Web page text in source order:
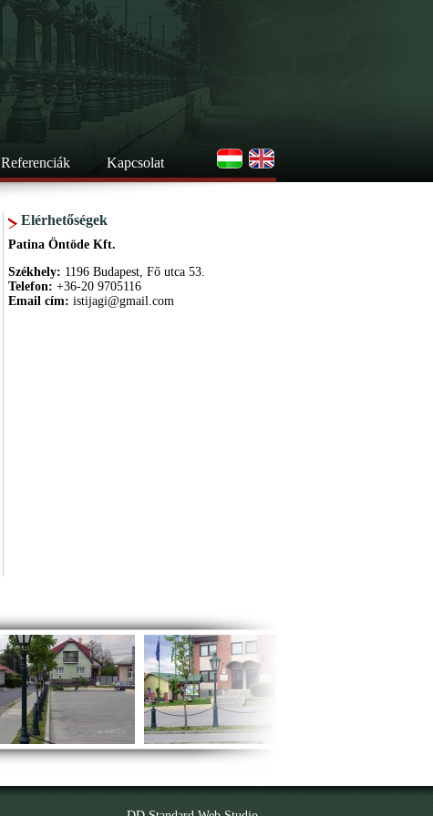
Referenciák Kapcsolat
Elérhetőségek
Patina Öntöde Kft.
Székhely: 1196 Budapest, Fő utca 53.
Telefon: +36-20 9705116
Email cím: istijagi@gmail.com